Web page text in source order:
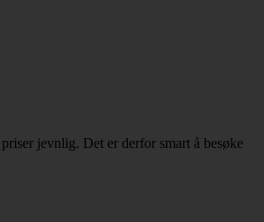
jevnlig. Det er derfor smart å besøke